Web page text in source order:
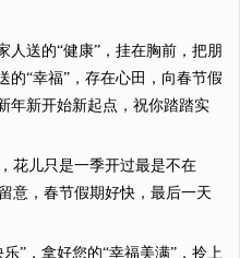
人送的“健康”，挂在胸前，把朋
的“幸福”，存在心田，向春节假
年新开始新起点，祝你踏踏实
花儿只是一季开过最是不在
意，春节假期好快，最后一天
”，拿好您的“幸福美满”，拎上